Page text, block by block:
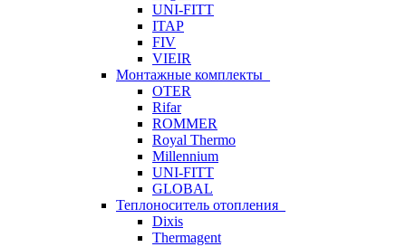
UNI-FITT
ITAP
FIV
VIEIR
Монтажные комплекты
OTER
Rifar
ROMMER
Royal Thermo
Millennium
UNI-FITT
GLOBAL
Теплоноситель отопления
Dixis
Thermagent